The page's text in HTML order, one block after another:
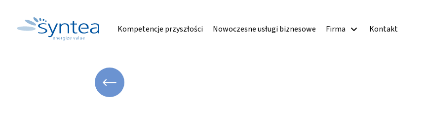
Kompetencje przyszłości Nowoczesne usługi biznesowe Firma Kontakt
WRÓĆ